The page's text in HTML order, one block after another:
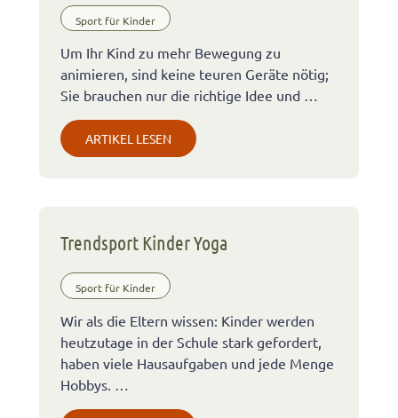
Sport für Kinder
Um Ihr Kind zu mehr Bewegung zu
animieren, sind keine teuren Geräte nötig;
Sie brauchen nur die richtige Idee und …
ARTIKEL LESEN
Trendsport Kinder Yoga
Sport für Kinder
Wir als die Eltern wissen: Kinder werden
heutzutage in der Schule stark gefordert,
haben viele Hausaufgaben und jede Menge
Hobbys. …